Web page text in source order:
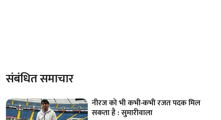
संबंधित समाचार
नीरज को भी कभी-कभी रजत पदक मिल
सकता है : सुमारीवाला